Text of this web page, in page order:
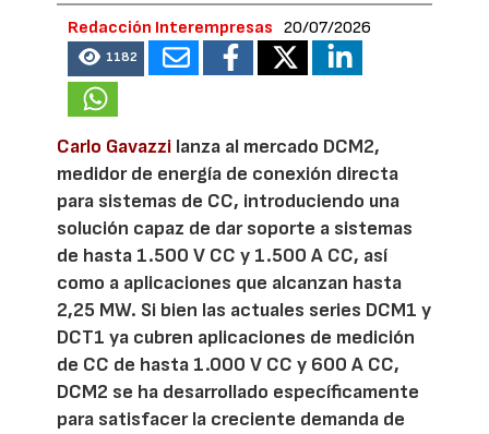
Redacción Interempresas 20/07/2026
1182
Carlo Gavazzi lanza al mercado DCM2,
medidor de energía de conexión directa
para sistemas de CC, introduciendo una
solución capaz de dar soporte a sistemas
de hasta 1.500 V CC y 1.500 A CC, así
como a aplicaciones que alcanzan hasta
2,25 MW. Si bien las actuales series DCM1 y
DCT1 ya cubren aplicaciones de medición
de CC de hasta 1.000 V CC y 600 A CC,
DCM2 se ha desarrollado específicamente
para satisfacer la creciente demanda de